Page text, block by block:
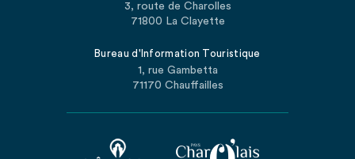
3, route de Charolles
71800 La Clayette
Bureau d'Information Touristique
1, rue Gambetta
71170 Chauffailles